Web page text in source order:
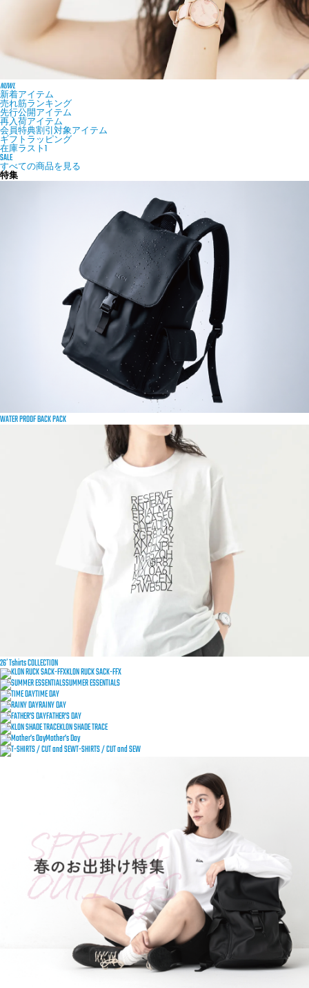
NUWL
新着アイテム
売れ筋ランキング
先行公開アイテム
再入荷アイテム
会員特典割引対象アイテム
ギフトラッピング
在庫ラスト1
SALE
すべての商品を見る
特集
WATER PROOF BACK PACK
26′ Tshirts COLLECTION
KLON RUCK SACK-FFX
SUMMER ESSENTIALS
TIME DAY
RAINY DAY
FATHER’S DAY
KLON SHADE TRACE
Mother’s Day
T-SHIRTS / CUT and SEW